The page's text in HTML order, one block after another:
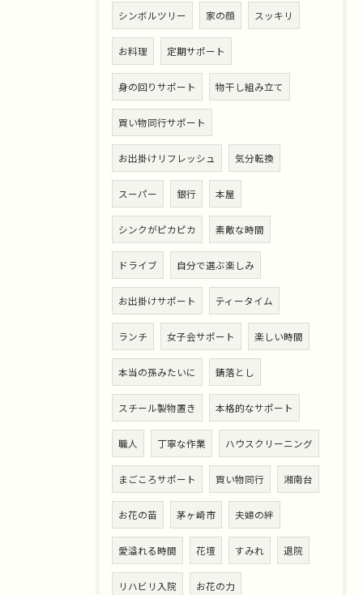
シンボルツリー 家の顔 スッキリ
お料理 定期サポート
身の回りサポート 物干し組み立て
買い物同行サポート
お出掛けリフレッシュ 気分転換
スーパー 銀行 本屋
シンクがピカピカ 素敵な時間
ドライブ 自分で選ぶ楽しみ
お出掛けサポート ティータイム
ランチ 女子会サポート 楽しい時間
本当の孫みたいに 錆落とし
スチール製物置き 本格的なサポート
職人 丁寧な作業 ハウスクリーニング
まごころサポート 買い物同行 湘南台
お花の苗 茅ヶ崎市 夫婦の絆
愛溢れる時間 花壇 すみれ 退院
リハビリ入院 お花の力